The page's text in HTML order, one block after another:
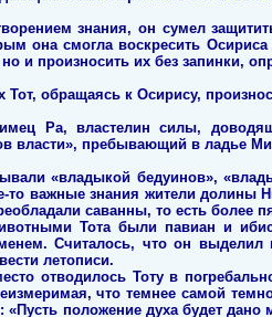
знания, он сумел
она смогла воскресить
но и произносить их без запинки,
Тот, обращаясь к Осирису,
Ра, властелин силы,
власти», пребывающий в ладье
«владыкой бедуинов»,
то важные знания жители долины
саванны, то есть более
Тота были павиан и
Считалось, что он
летописи.
отводилось Тоту в
что темнее самой
«Пусть положение духа будет